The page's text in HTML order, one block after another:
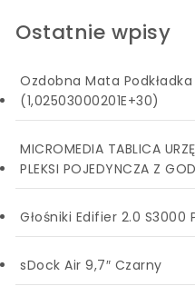
Ostatnie wpisy
Ozdobna Mata
(1,02503000201E+30)
MICROMEDIA TABLICA
PLEKSI POJEDYNCZA Z
Głośniki Edifier 2.0 S3000
sDock Air 9,7″ Czarny